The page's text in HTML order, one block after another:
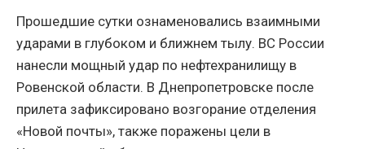
Прошедшие сутки ознаменовались взаимными
ударами в глубоком и ближнем тылу. ВС России
нанесли мощный удар по нефтехранилищу в
Ровенской области. В Днепропетровске после
прилета зафиксировано возгорание отделения
«Новой почты», также поражены цели в